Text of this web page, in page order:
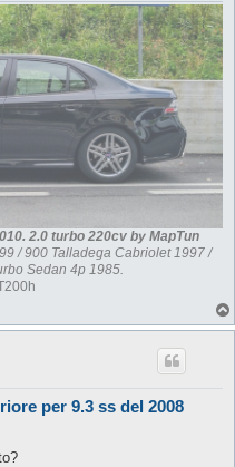
2.0 turbo 220cv by MapTun
/ 900 Talladega Cabriolet 1997 /
Sedan 4p 1985.
per 9.3 ss del 2008